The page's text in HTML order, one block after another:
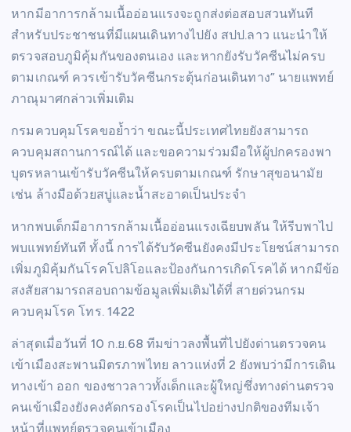
หากมีอาการกล้ามเนื้ออ่อนแรงจะถูกส่งต่อสอบสวนทันที
สำหรับประชาชนที่มีแผนเดินทางไปยัง สปป.ลาว แนะนำให้
ตรวจสอบภูมิคุ้มกันของตนเอง และหากยังรับวัคซีนไม่ครบ
ตามเกณฑ์ ควรเข้ารับวัคซีนกระตุ้นก่อนเดินทาง” นายแพทย์
ภาณุมาศกล่าวเพิ่มเติม
กรมควบคุมโรคขอย้ำว่า ขณะนี้ประเทศไทยยังสามารถ
ควบคุมสถานการณ์ได้ และขอความร่วมมือให้ผู้ปกครองพา
บุตรหลานเข้ารับวัคซีนให้ครบตามเกณฑ์ รักษาสุขอนามัย
เช่น ล้างมือด้วยสบู่และน้ำสะอาดเป็นประจำ
หากพบเด็กมีอาการกล้ามเนื้ออ่อนแรงเฉียบพลัน ให้รีบพาไป
พบแพทย์ทันที ทั้งนี้ การได้รับวัคซีนยังคงมีประโยชน์สามารถ
เพิ่มภูมิคุ้มกันโรคโปลิโอและป้องกันการเกิดโรคได้ หากมีข้อ
สงสัยสามารถสอบถามข้อมูลเพิ่มเติมได้ที่ สายด่วนกรม
ควบคุมโรค โทร. 1422
ล่าสุดเมื่อวันที่ 10 ก.ย.68 ทีมข่าวลงพื้นที่ไปยังด่านตรวจคน
เข้าเมืองสะพานมิตรภาพไทย ลาวแห่งที่ 2 ยังพบว่ามีการเดิน
ทางเข้า ออก ของชาวลาวทั้งเด็กและผู้ใหญ่ซึ่งทางด่านตรวจ
คนเข้าเมืองยังคงคัดกรองโรคเป็นไปอย่างปกติของทีมเจ้า
หน้าที่แพทย์ตรวจคนเข้าเมือง